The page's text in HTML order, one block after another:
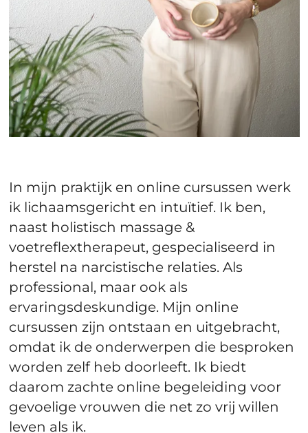
In mijn praktijk en online cursussen werk
ik lichaamsgericht en intuïtief. Ik ben,
naast holistisch massage &
voetreflextherapeut, gespecialiseerd in
herstel na narcistische relaties. Als
professional, maar ook als
ervaringsdeskundige. Mijn online
cursussen zijn ontstaan en uitgebracht,
omdat ik de onderwerpen die besproken
worden zelf heb doorleeft. Ik biedt
daarom zachte online begeleiding voor
gevoelige vrouwen die net zo vrij willen
leven als ik.